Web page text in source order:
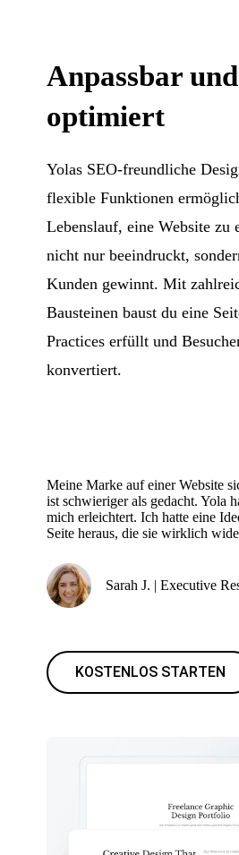
Anpassbar
optimiert
Yolas SEO-freundliche
flexible Funktionen
Lebenslauf, eine Website zu
nicht nur beeindruckt,
Kunden gewinnt. Mit
Bausteinen baust du eine
Practices erfüllt und
konvertiert.
Meine Marke auf einer Website
ist schwieriger als gedacht. Yola
mich erleichtert. Ich hatte eine
Seite heraus, die sie wirklich
Sarah J. | Executive
KOSTENLOS STARTEN